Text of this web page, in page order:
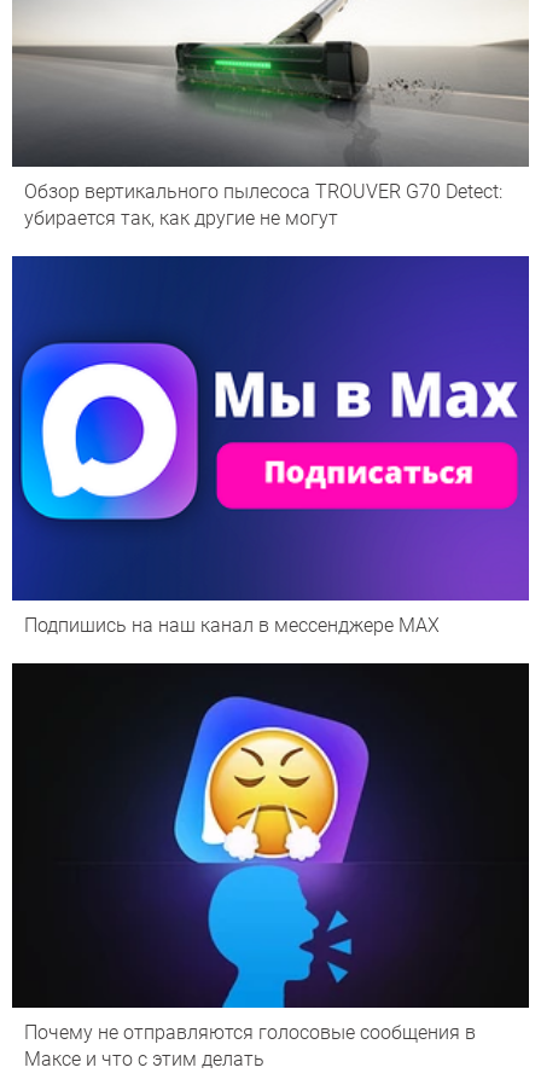
Обзор вертикального пылесоса TROUVER G70 Detect:
убирается так, как другие не могут
Подпишись на наш канал в мессенджере МАХ
Почему не отправляются голосовые сообщения в
Максе и что с этим делать